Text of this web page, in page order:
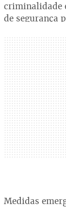
criminalidade
de segurança
Medidas